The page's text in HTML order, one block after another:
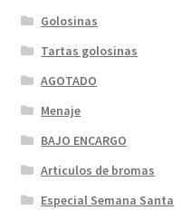
Golosinas
Tartas golosinas
AGOTADO
Menaje
BAJO ENCARGO
Articulos de bromas
Especial Semana Santa